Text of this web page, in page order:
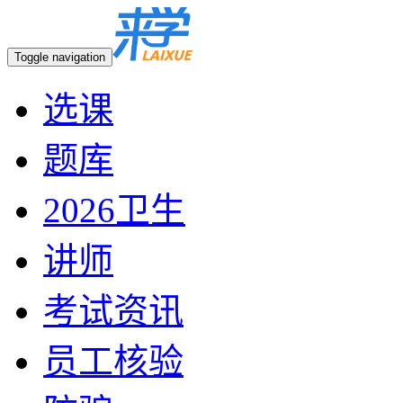
Toggle navigation
选课
题库
2026卫生
讲师
考试资讯
员工核验